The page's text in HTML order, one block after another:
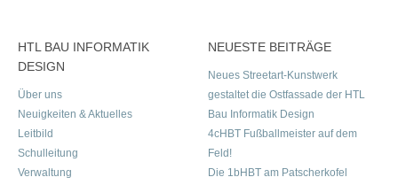
HTL BAU INFORMATIK
DESIGN
Über uns
Neuigkeiten & Aktuelles
Leitbild
Schulleitung
Verwaltung
NEUESTE BEITRÄGE
Neues Streetart-Kunstwerk
gestaltet die Ostfassade der HTL
Bau Informatik Design
4cHBT Fußballmeister auf dem
Feld!
Die 1bHBT am Patscherkofel